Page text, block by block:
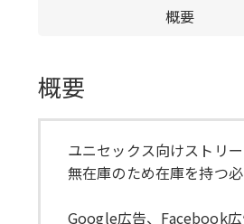
概要
概要
ユニセックス向けストリ
無在庫のため在庫を持つ
Google広告、Facebook広